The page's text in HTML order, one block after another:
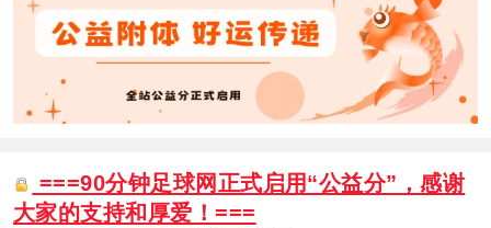
===90分钟足球网正式启用“公益分”，感谢
大家的支持和厚爱！===